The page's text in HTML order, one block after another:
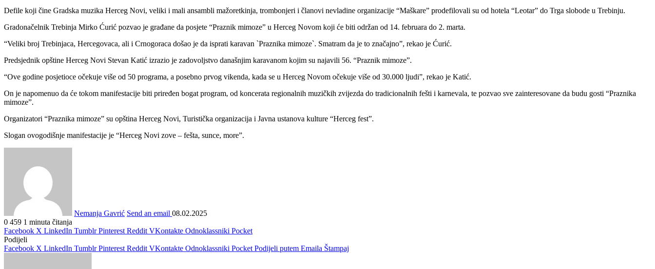
Defile koji čine Gradska muzika Herceg Novi, veliki i mali ansambli mažoretkinja, trombonjeri i članovi nevladine organizacije “Maškare” prodefilovali su od hotela “Leotar” do Trga slobode u Trebinju.
Gradonačelnik Trebinja Mirko Ćurić pozvao je građane da posjete “Praznik mimoze” u Herceg Novom koji će biti održan od 14. februara do 2. marta.
“Veliki broj Trebinjaca, Hercegovaca, ali i Crnogoraca došao je da isprati karavan `Praznika mimoze`. Smatram da je to značajno”, rekao je Ćurić.
Predsjednik opštine Herceg Novi Stevan Katić izrazio je zadovoljstvo današnjim karavanom kojim su najavili 56. “Praznik mimoze”.
“Ove godine posjetioce očekuje više od 50 programa, a posebno prvog vikenda, kada se u Herceg Novom očekuje više od 30.000 ljudi”, rekao je Katić.
On je napomenuo da će tokom manifestacije biti priređen bogat program, od koncerata regionalnih muzičkih zvijezda do tradicionalnih fešti i karnevala, te pozvao sve zainteresovane da budu gosti “Praznika
mimoze”.
Organizatori “Praznika mimoze” su opština Herceg Novi, Turistička organizacija i Javna ustanova kulture “Herceg fest”.
Slogan ovogodišnje manifestacije je “Herceg Novi zove – fešta, sunce, more”.
Nemanja Gavrić Send an email 08.02.2025
0 459 1 minuta čitanja
Facebook X LinkedIn Tumblr Pinterest Reddit VKontakte Odnoklassniki Pocket
Podijeli
Facebook X LinkedIn Tumblr Pinterest Reddit VKontakte Odnoklassniki Pocket Podijeli putem Emaila Štampaj